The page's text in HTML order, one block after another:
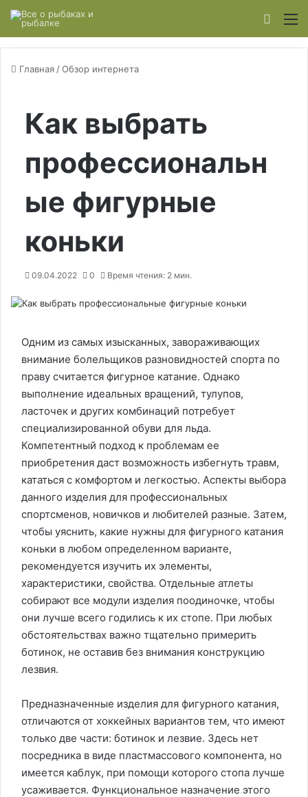
Главная /Обзор интернета
Как выбрать
профессиональн
ые фигурные
коньки
09.04.2022 0 Время чтения: 2 мин.
Одним из самых изысканных, завораживающих
внимание болельщиков разновидностей спорта по
праву считается фигурное катание. Однако
выполнение идеальных вращений, тулупов,
ласточек и других комбинаций потребует
специализированной обуви для льда.
Компетентный подход к проблемам ее
приобретения даст возможность избегнуть травм,
кататься с комфортом и легкостью. Аспекты выбора
данного изделия для профессиональных
спортсменов, новичков и любителей разные. Затем,
чтобы уяснить, какие нужны для фигурного катания
коньки в любом определенном варианте,
рекомендуется изучить их элементы,
характеристики, свойства. Отдельные атлеты
собирают все модули изделия поодиночке, чтобы
они лучше всего годились к их стопе. При любых
обстоятельствах важно тщательно примерить
ботинок, не оставив без внимания конструкцию
лезвия.
Предназначенные изделия для фигурного катания,
отличаются от хоккейных вариантов тем, что имеют
только две части: ботинок и лезвие. Здесь нет
посредника в виде пластмассового компонента, но
имеется каблук, при помощи которого стопа лучше
усаживается. Функциональное назначение этого